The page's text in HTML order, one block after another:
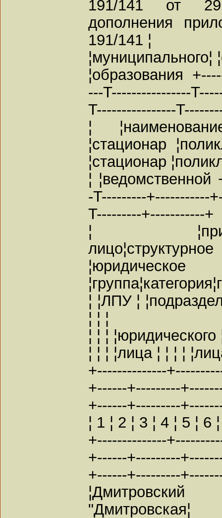
191/141 от
дополнения
191/141 ¦
¦муниципального¦
¦образования
---T----------------
T----------------
¦
¦стационар
¦стационар
¦ ¦ведомственной
-T---------+-----------
T---------+-----------+
¦
¦ ¦ЛПУ ¦
¦ ¦ ¦
¦ ¦ ¦ ¦юридического
¦ ¦ ¦ ¦лица ¦ ¦ ¦ ¦
+--------------
+------+---------
+------+---------
¦ 1 ¦ 2 ¦ 3 ¦ 4 ¦ 5 ¦ 6
+--------------
+------+---------
+------+---------
"Дмитровская¦